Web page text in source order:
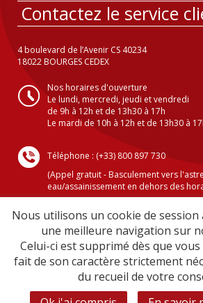
Contactez le service
4 boulevard de l’Avenir CS 40234
18022 BOURGES CEDEX
Nos horaires d'ouverture
Le lundi, mercredi, jeudi et vendredi
de 9h à 12h et de 13h30 à 17h
Le mardi de 10h à 12h et de 13h30 à
Téléphone : (+33) 800 897 730
(Appel gratuit - Basculement vers
eau/assainissement en dehors des
public )
Crédits
Mentions légales
Plan du site
Sécurité informatique
Nous utilisons un cookie de
une meilleure navigation sur
Celui-ci est supprimé dès que
fait de son caractère strictement
du recueil de votre